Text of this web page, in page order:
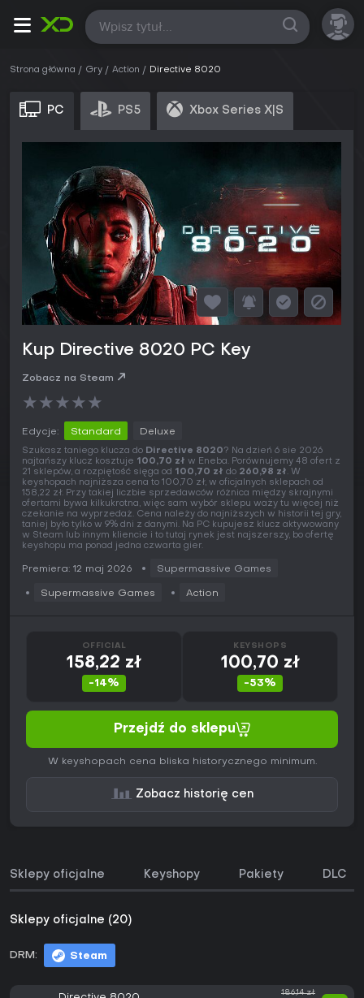
Wszystkie
Strona główna Gry Action Directive 8020
PC PS5 Xbox Series X|S
Kup Directive 8020 PC Key
Zobacz na Steam
★★★★★
Edycje: Standard Deluxe
Szukasz taniego klucza do Directive 8020? Na dzień 6 sie 2026
najtańszy klucz kosztuje 100,70 zł w Eneba. Porównujemy 48 ofert z
21 sklepów, a rozpiętość sięga od 100,70 zł do 260,98 zł. W
keyshopach najniższa cena to 100,70 zł, w oficjalnych sklepach od
158,22 zł. Przy takiej liczbie sprzedawców różnica między skrajnymi
ofertami bywa kilkukrotna, więc sam wybór sklepu waży tu więcej niż
czekanie na wyprzedaż. Cena należy do najniższych w historii tej gry,
taniej było tylko w 9% dni z danymi. Na PC kupujesz klucz aktywowany
w Steam lub innym kliencie i to tutaj rynek jest najszerszy, bo ofertę
keyshopu ma ponad jedna czwarta gier.
Premiera: 12 maj 2026 Supermassive Games
Supermassive Games Action
OFFICIAL
158,22 zł
-14%
KEYSHOPS
100,70 zł
-53%
Przejdź do sklepu
W keyshopach cena bliska historycznego minimum.
Zobacz historię cen
Sklepy oficjalne Keyshopy Pakiety DLC
Sklepy oficjalne (20)
DRM: Steam
186,14 zł